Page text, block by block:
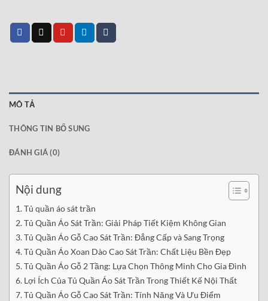
MÔ TẢ
THÔNG TIN BỔ SUNG
ĐÁNH GIÁ (0)
Nội dung
Tủ quần áo sát trần
Tủ Quần Áo Sát Trần: Giải Pháp Tiết Kiệm Không Gian
Tủ Quần Áo Gỗ Cao Sát Trần: Đẳng Cấp và Sang Trọng
Tủ Quần Áo Xoan Dào Cao Sát Trần: Chất Liệu Bền Đẹp
Tủ Quần Áo Gỗ 2 Tầng: Lựa Chọn Thông Minh Cho Gia Đình
Lợi Ích Của Tủ Quần Áo Sát Trần Trong Thiết Kế Nội Thất
Tủ Quần Áo Gỗ Cao Sát Trần: Tính Năng Và Ưu Điểm